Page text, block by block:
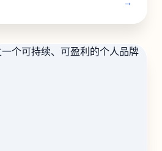
的多元變現策略，從頻道會
篇指南將帶你看懂演算法背
持續獲利的YouTube頻